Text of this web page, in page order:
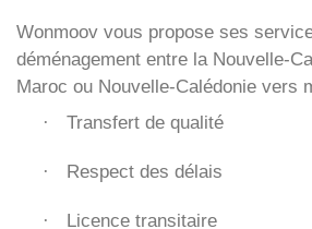
Wonmoov vous propose ses
déménagement entre la Nouvelle-
Maroc ou Nouvelle-Calédonie vers
· Transfert de qualité
· Respect des délais
· Licence transitaire